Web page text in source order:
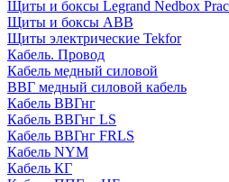
Щиты и боксы Legrand Nedbox
Щиты и боксы ABB
Щиты электрические Tekfor
Кабель. Провод
Кабель медный силовой
ВВГ медный силовой кабель
Кабель ВВГнг
Кабель ВВГнг LS
Кабель ВВГнг FRLS
Кабель NYM
Кабель КГ